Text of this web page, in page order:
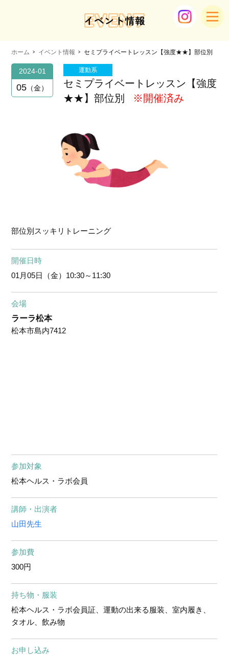
EVENT
イベント情報
ホーム イベント情報 セミプライベートレッスン【強度★★】部位別
2024-01
05 金
運動系
セミプライベートレッスン【強度
★★】部位別
※開催済み
部位別スッキリトレーニング
開催日時
01月05日（金） 10:30～11:30
会場
ラーラ松本
松本市島内7412
参加対象
松本ヘルス・ラボ会員
講師・出演者
山田先生
参加費
300円
持ち物・服装
松本ヘルス・ラボ会員証、運動の出来る服装、室内履き、
タオル、飲み物
お申し込み